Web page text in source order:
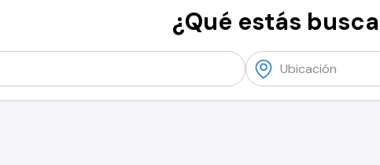
¿Qué estás